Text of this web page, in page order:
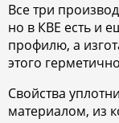
Все три
но в КВЕ есть и
профилю, а
этого
Свойства
материалом, из